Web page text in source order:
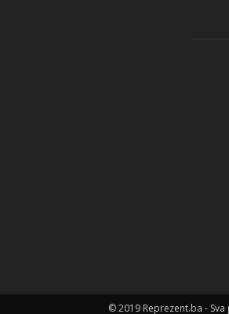
© 2019 Reprezent.ba -